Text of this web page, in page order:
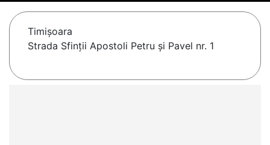
Timişoara
Strada Sfinții Apostoli Petru și Pavel nr. 1